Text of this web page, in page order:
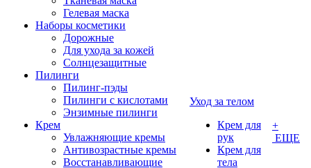
Гелевая маска
Наборы косметики
Дорожные
Для ухода за кожей
Солнцезащитные
Пилинги
Пилинг-пэды
Пилинги с кислотами
Энзимные пилинги
Крем
Увлажняющие кремы
Антивозрастные кремы
Восстанавливающие
Уход за телом
Крем для
рук
Крем для
тела
+
ЕЩЕ